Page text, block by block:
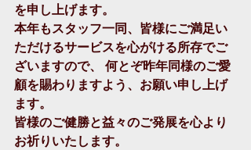
を申し上げます。
本年もスタッフ一同、皆様にご満足い
ただけるサービスを心がける所存でご
ざいますので、 何とぞ昨年同様のご愛
顧を賜わりますよう、お願い申し上げ
ます。
皆様のご健勝と益々のご発展を心より
お祈りいたします。